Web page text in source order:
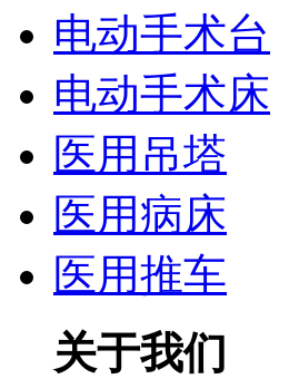
电动手术台
电动手术床
医用吊塔
医用病床
医用推车
关于我们